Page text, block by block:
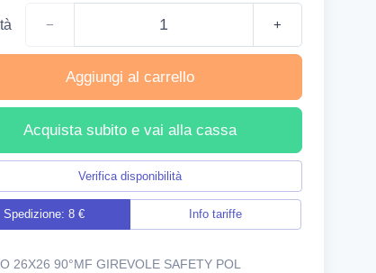
− +
Aggiungi al carrello
Acquista subito e vai alla cassa
Verifica disponibilità
Spedizione: 8 € Info tariffe
26X26 90°MF GIREVOLE SAFETY POL